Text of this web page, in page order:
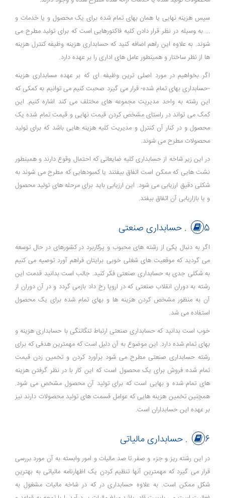
سپس هزینه نهایی یا همان بهای تمام شده برای یک محصول و یا خدمات و
... به وسیله در نظر قرار دادن کلیه فاکتورهایی است که برای تولید مطرح می
شوند. به علاوه این راهم اضافه کنید که حسابداری هزینه وظیفه کنترل هزینه
ها از نظر ساختار و همینطور عامل های اداری را بر عهده دارد.
اگر بخواهیم در مورد اصلی ترین وظیفه ای که بر عهده مسابداری هزینه
-حسابداری بهای تمام شده- قرار می گیرد صحبت کنیم می توانیم به کمکی که
این رشته به واحد مدیریت مجموعه های مختلف می کند اشاره کنیم. این
کمک می تواند در راستای مشخص کردن قیمت نهایی و قیمت تمام شده یک
محصول و در کنار آن کنترل و مدیریت کلیه هزینه هایی باشد که برای تولید
محصولات مطرح می شوند.
در این زیر شاخه از حسابداری کلیه ضایعاتی که احتمال وقوع دارند و همینطور
نشت هایی که ممکن است اتفاق بیفتند یا کمبودهایی که مطرح می شوند به
شکلی دقیق ارزیابی می شود. این ارزیابی باید برای مرحله های تولید محصول
و یا بازاریابی آن اتفاق بیفتد.
5. حسابداری صنعتی
اگر به دنبال یکی از رشته های محبوب و پرکاربرد در کشورهای در حال توسعه
می گردید که موقعیت های شغلی خوبی برایتان فراهم آورد توصیه می کنیم
به شکلی جدی به حسابداری صنعتی فکر کنید. جالب است بدانید قدمت این
رشته به دوران انقلاب صنعتی که در اروپا رخ داد بازمی گردد و در آن دوران از
آن به منظور مشخص کردن هزینه ها و بهای تمام شده برای یک محصول
استفاده می شد.
خوب است بدانید که حسابداری صنعتی ارتباط تنگاتنگی با حسابداری هزینه و
بهای تمام شده دارد. این موضوع به آن دلیل است که مهمترین هدفی که برای
رشته حسابداری صنعتی مطرح می شود برآورد کردن و تخمین زدن قیمت
تمام شده فروش برای یک محصول است که این کار با در نظر گرفتن هزینه
های تمام شده و بهایی است که برای تولید آن محصول مشخص می شود.
همچنین تخمین هزینه هایی که عوامل قسمت های تولید محصولات دارند نیز
بر عهده این حسابداران است.
6. حسابداری مالیاتی
در این رشته ریز و جزء و صفر تا صد مالیات و امور وابسته به آن مورد بررسی
قرار می گیرد که مهمترین آنها تنظیم کردن یک اظهارنامه مالیاتی به بهترین
شکل ممکن است. به علاوه حسابداری در که در شاخه مالیات مشغول به